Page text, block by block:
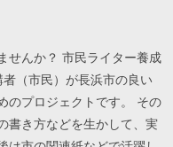
せんか？ 市民ライター養成
（市民）が長浜市の良い
のプロジェクトです。 その
書き方などを生かして、実